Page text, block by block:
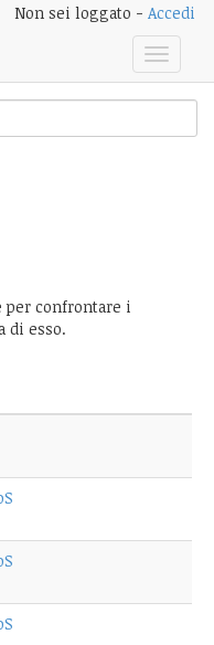
Non sei loggato - Accedi
Toggle
per confrontare i
di esso.